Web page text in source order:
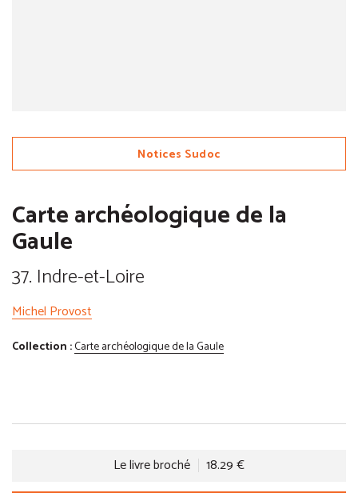
Notices Sudoc
Carte archéologique de la
Gaule
37. Indre-et-Loire
Michel Provost
Collection :Carte archéologique de la Gaule
Le livre broché 18.29 €